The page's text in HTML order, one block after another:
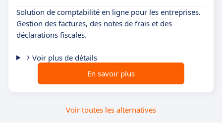
Solution de comptabilité en ligne pour les entreprises.
Gestion des factures, des notes de frais et des
déclarations fiscales.
Voir plus de détails
En savoir plus
Voir toutes les alternatives